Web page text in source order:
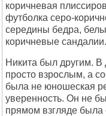
коричневая
футболка серо-
середины бедра,
коричневые сандалии.
Никита был другим. В
просто взрослым, а
была не юношеская
уверенность. Он не
прямом взгляде